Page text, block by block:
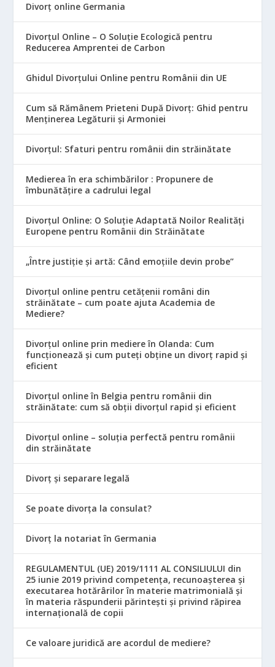
Divorț online Germania
Divorțul Online – O Soluție Ecologică pentru
Reducerea Amprentei de Carbon
Ghidul Divorțului Online pentru Românii din UE
Cum să Rămânem Prieteni După Divorț: Ghid pentru
Menținerea Legăturii și Armoniei
Divorțul: Sfaturi pentru românii din străinătate
Medierea în era schimbărilor : Propunere de
îmbunătățire a cadrului legal
Divorțul Online: O Soluție Adaptată Noilor Realități
Europene pentru Românii din Străinătate
„Între justiție și artă: Când emoțiile devin probe”
Divorțul online pentru cetățenii români din
străinătate – cum poate ajuta Academia de
Mediere?
Divorțul online prin mediere în Olanda: Cum
funcționează și cum puteți obține un divorț rapid și
eficient
Divorțul online în Belgia pentru românii din
străinătate: cum să obții divorțul rapid și eficient
Divorțul online – soluția perfectă pentru românii
din străinătate
Divorț și separare legală
Se poate divorța la consulat?
Divorț la notariat în Germania
REGULAMENTUL (UE) 2019/1111 AL CONSILIULUI din
25 iunie 2019 privind competența, recunoașterea și
executarea hotărârilor în materie matrimonială și
în materia răspunderii părintești și privind răpirea
internațională de copii
Ce valoare juridică are acordul de mediere?